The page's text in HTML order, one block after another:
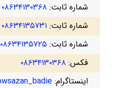
شماره ثابت: ۰۸۶۳۴۱۳۰۳۶۸
شماره ثابت: ۰۸۶۳۴۱۳۵۷۳۱
شماره ثابت: ۰۸۶۳۴۱۳۵۷۲۵
فکس: ۰۸۶۳۴۱۳۰۳۶۸
اینستاگرام: